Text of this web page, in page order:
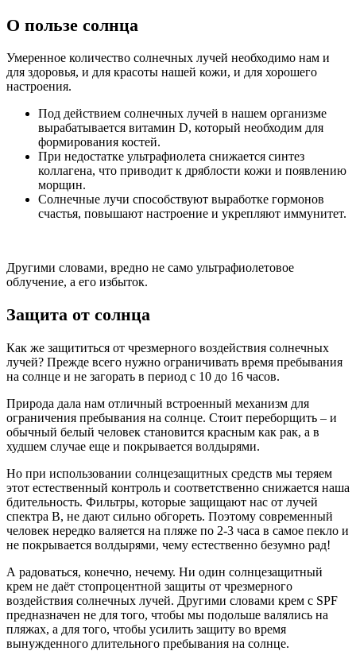
О пользе солнца
Умеренное количество солнечных лучей необходимо нам и
для здоровья, и для красоты нашей кожи, и для хорошего
настроения.
Под действием солнечных лучей в нашем организме
вырабатывается витамин D, который необходим для
формирования костей.
При недостатке ультрафиолета снижается синтез
коллагена, что приводит к дряблости кожи и появлению
морщин.
Солнечные лучи способствуют выработке гормонов
счастья, повышают настроение и укрепляют иммунитет.
Другими словами, вредно не само ультрафиолетовое
облучение, а его избыток.
Защита от солнца
Как же защититься от чрезмерного воздействия солнечных
лучей? Прежде всего нужно ограничивать время пребывания
на солнце и не загорать в период с 10 до 16 часов.
Природа дала нам отличный встроенный механизм для
ограничения пребывания на солнце. Стоит переборщить – и
обычный белый человек становится красным как рак, а в
худшем случае еще и покрывается волдырями.
Но при использовании солнцезащитных средств мы теряем
этот естественный контроль и соответственно снижается наша
бдительность. Фильтры, которые защищают нас от лучей
спектра В, не дают сильно обгореть. Поэтому современный
человек нередко валяется на пляже по 2-3 часа в самое пекло и
не покрывается волдырями, чему естественно безумно рад!
А радоваться, конечно, нечему. Ни один солнцезащитный
крем не даёт стопроцентной защиты от чрезмерного
воздействия солнечных лучей. Другими словами крем с SPF
предназначен не для того, чтобы мы подольше валялись на
пляжах, а для того, чтобы усилить защиту во время
вынужденного длительного пребывания на солнце.